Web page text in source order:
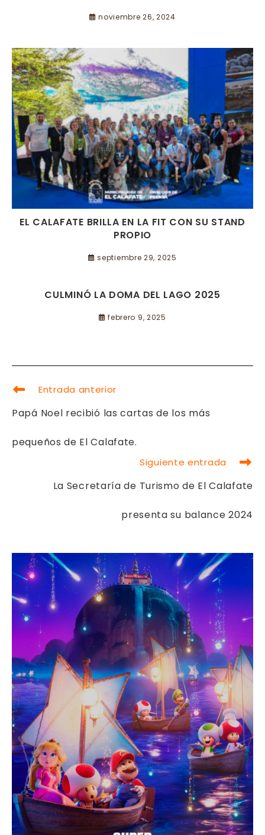
noviembre 26, 2024
EL CALAFATE BRILLA EN LA FIT CON SU STAND
PROPIO
septiembre 29, 2025
CULMINÓ LA DOMA DEL LAGO 2025
febrero 9, 2025
LEER
ARTÍCULOS
Entrada anterior
Papá Noel recibió las cartas de los más
pequeños de El Calafate.
Siguiente entrada
La Secretaría de Turismo de El Calafate
presenta su balance 2024